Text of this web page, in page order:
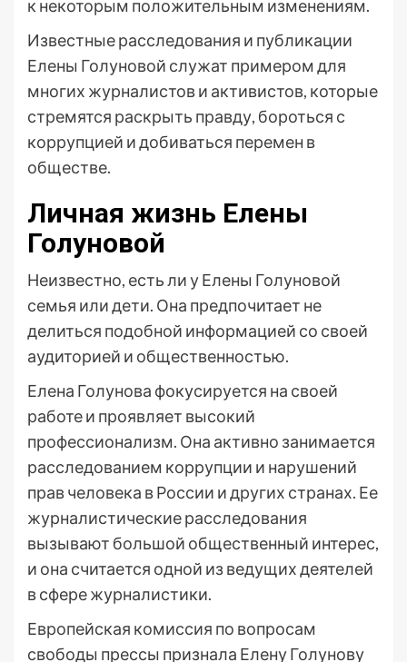
к некоторым положительным изменениям.
Известные расследования и публикации
Елены Голуновой служат примером для
многих журналистов и активистов, которые
стремятся раскрыть правду, бороться с
коррупцией и добиваться перемен в
обществе.
Личная жизнь Елены
Голуновой
Неизвестно, есть ли у Елены Голуновой
семья или дети. Она предпочитает не
делиться подобной информацией со своей
аудиторией и общественностью.
Елена Голунова фокусируется на своей
работе и проявляет высокий
профессионализм. Она активно занимается
расследованием коррупции и нарушений
прав человека в России и других странах. Ее
журналистические расследования
вызывают большой общественный интерес,
и она считается одной из ведущих деятелей
в сфере журналистики.
Европейская комиссия по вопросам
свободы прессы признала Елену Голунову